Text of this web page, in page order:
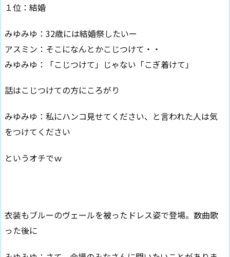
１位：結婚
みゆみゆ：32歳には結婚祭したいー
アスミン：そこになんとかこじつけて・・
みゆみゆ：「こじつけて」じゃない「こぎ着けて」
話はこじつけての方にころがり
みゆみゆ：私にハンコ見せてください、と言われた人は気
をつけてください
というオチでｗ
衣装もブルーのヴェールを被ったドレス姿で登場。数曲歌
った後に